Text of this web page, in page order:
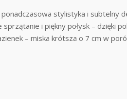
stylistyka i subtelny
sprzątanie i piękny połysk – dzięki
– miska krótsza o 7 cm w